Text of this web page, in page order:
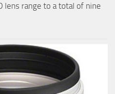
lens range to a total of nine